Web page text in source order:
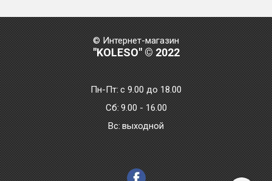
© Интернет-магазин
"KOLESO" © 2022
Пн-Пт:с 9.00 до 18.00
Сб: 9.00 - 16.00
Bc: выходной